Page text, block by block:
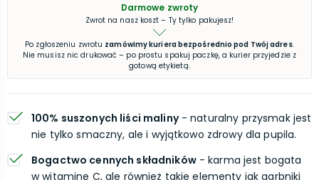
Darmowe zwroty
Zwrot na nasz koszt – Ty tylko pakujesz!
Po zgłoszeniu zwrotu zamówimy kuriera bezpośrednio pod Twój adres.
Nie musisz nic drukować – po prostu spakuj paczkę, a kurier przyjedzie z
gotową etykietą.
100% suszonych liści maliny- naturalny przysmak jest
nie tylko smaczny, ale i wyjątkowo zdrowy dla pupila.
Bogactwo cennych składników- karma jest bogata
w witaminę C, ale również takie elementy jak garbniki